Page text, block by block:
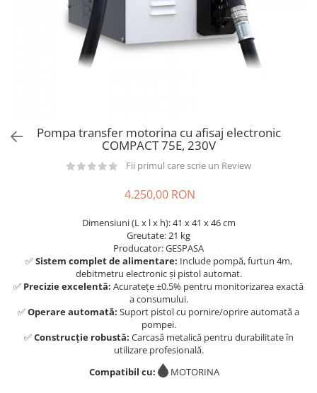
Rezervoare stationare supraterane
Rezervoare stationare subterane
Pompa transfer motorina cu afisaj electronic
COMPACT 75E, 230V
Fii primul care scrie un Review
4.250,00 RON
Dimensiuni (L x l x h): 41 x 41 x 46 cm
Greutate: 21 kg
Producator: GESPASA
✅Sistem complet de alimentare: Include pompă, furtun 4m,
debitmetru electronic și pistol automat.
✅ Precizie excelentă: Acuratețe ±0.5% pentru monitorizarea exactă
a consumului.
✅Operare automată: Suport pistol cu pornire/oprire automată a
pompei.
✅Construcție robustă: Carcasă metalică pentru durabilitate în
utilizare profesională.
Compatibil cu:
MOTORINA